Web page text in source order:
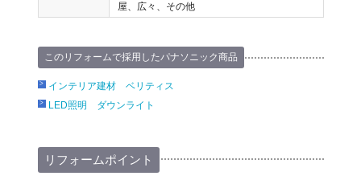
屋、広々、その他
このリフォームで採用したパナソニック商品
インテリア建材 ベリティス
LED照明 ダウンライト
リフォームポイント